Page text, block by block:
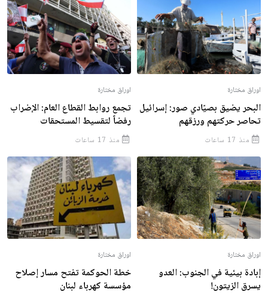
اوراق مختارة
البحر يضيق بصيّادي صور: إسرائيل
تحاصر حركتهم ورزقهم
منذ 17 ساعات
اوراق مختارة
تجمع روابط القطاع العام: الإضراب
رفضاً لتقسيط المستحقات
منذ 17 ساعات
اوراق مختارة
إبادة بيئية في الجنوب: العدو
يسرق الزيتون!
اوراق مختارة
خطة الحوكمة تفتح مسار إصلاح
مؤسسة كهرباء لبنان